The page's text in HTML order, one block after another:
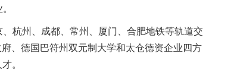
杭州、成都、常州、厦门、合肥地铁等轨道交
、德国巴符州双元制大学和太仓德资企业四方
。